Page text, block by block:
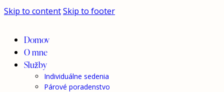
Skip to contentSkip to footer
Domov
O mne
Služby
Individuálne sedenia
Párové poradenstvo